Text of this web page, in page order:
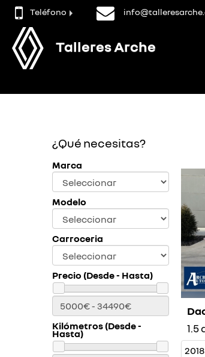
Teléfono
Talleres Arche
¿Qué necesitas?
Marca
Modelo
Carroceria
Precio (Desde - Hasta)
Kilómetros (Desde -
Hasta)
1.5